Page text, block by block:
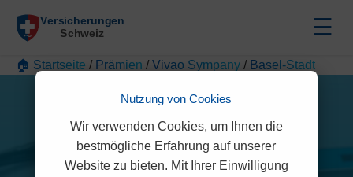
☰
🏠 Startseite / Prämien / Vivao Sympany / Basel-Stadt
Nutzung von Cookies
Wir verwenden Cookies, um Ihnen die
bestmögliche Erfahrung auf unserer
Website zu bieten. Mit Ihrer Einwilligung